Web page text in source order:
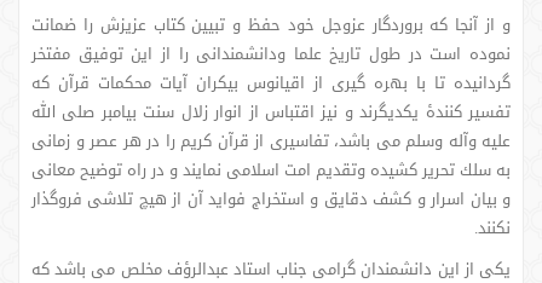
و از آنجا كه بروردگار عزوجل خود حفظ و تبیین كتاب عزیزش را ضمانت
نموده است در طول تاریخ علما ودانشمندانى را از این توفیق مفتخر
گردانیده تا با بهره گیرى از اقیانوس بیكران آیات محكمات قرآن كه
تفسیر كنندۀ یكدیگرند و نیز اقتباس از انوار زلال سنت بیامبر صلى الله
علیه وآله وسلم می باشد، تفاسیرى از قرآن كریم را در هر عصر و زمانى
به سلك تحریر كشیده وتقدیم امت اسلامى نمایند و در راه توضیح معانی
و بیان اسرار و كشف دقایق و استخراج فواید آن از هیچ تلاشی فروگذار
نكنند.
یکی از این دانشمندان گرامی جناب استاد عبدالرؤف مخلص می باشد که